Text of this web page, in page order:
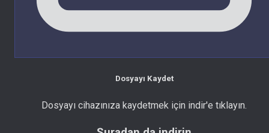
Dosyayı Kaydet
Dosyayı cihazınıza kaydetmek için indir'e tıklayın.